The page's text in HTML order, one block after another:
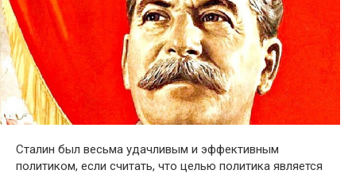
Сталин был весьма удачливым и эффективным
политиком, если считать, что целью политика является